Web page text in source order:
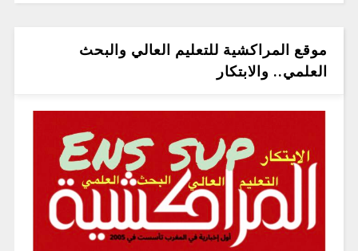
موقع المراكشية للتعليم العالي والبحث
العلمي.. والابتكار